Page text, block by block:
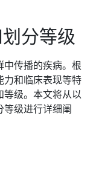
分等级
传播的疾病。根
力和临床表现等特
级。本文将从以
等级进行详细阐